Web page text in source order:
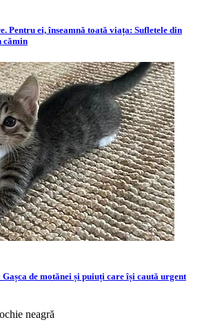
Pentru ei, înseamnă toată viața: Sufletele din
cămin
de motănei și puiuți care își caută urgent
neagră